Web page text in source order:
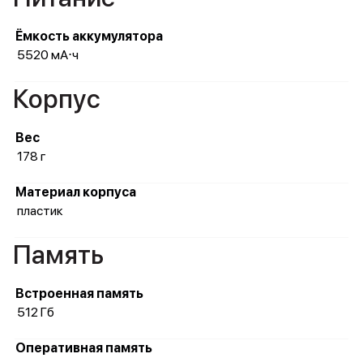
Ёмкость аккумулятора
5520 мА⋅ч
Корпус
Вес
178 г
Материал корпуса
пластик
Память
Встроенная память
512 Гб
Оперативная память